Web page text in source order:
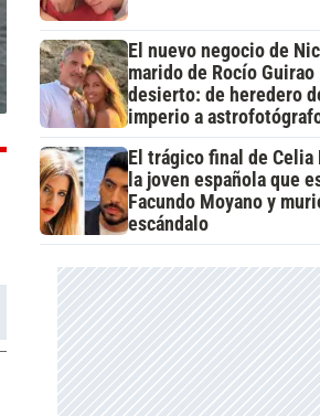
El nuevo negocio de
marido de Rocío Guirao
desierto: de heredero
imperio a
El trágico final de Celia
la joven española que
Facundo Moyano y
escándalo